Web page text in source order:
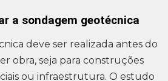
a sondagem geotécnica
deve ser realizada antes do
obra, seja para construções
ou infraestrutura. O estudo